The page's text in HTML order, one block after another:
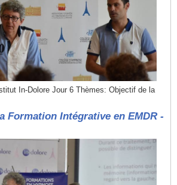
In-Dolore Jour 6 Thèmes: Objectif de la
Formation Intégrative en EMDR -